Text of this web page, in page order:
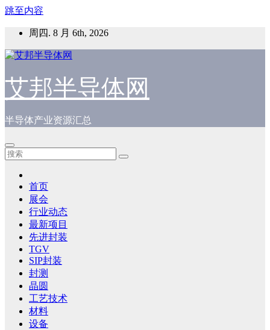
跳至内容
周四. 8 月 6th, 2026
艾邦半导体网
半导体产业资源汇总
首页
展会
行业动态
最新项目
先进封装
TGV
SIP封装
封测
晶圆
工艺技术
材料
设备